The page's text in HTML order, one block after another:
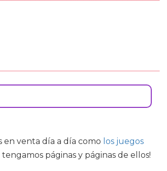
venta día a día como los juegos
páginas y páginas de ellos!